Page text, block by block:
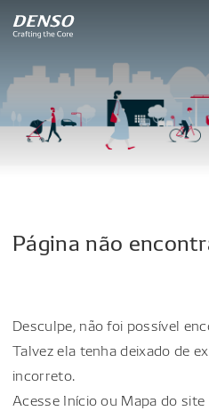
Página não
Desculpe, não foi possível
Talvez ela tenha deixado de
incorreto.
Acesse Início ou Mapa do